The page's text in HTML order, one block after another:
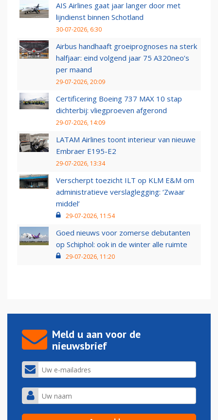
AIS Airlines gaat jaar langer door met
lijndienst binnen Schotland
30-07-2026, 6:30
Airbus handhaaft groeiprognoses na sterk
halfjaar: eind volgend jaar 75 A320neo’s
per maand
29-07-2026, 20:09
Certificering Boeing 737 MAX 10 stap
dichterbij: vliegproeven afgerond
29-07-2026, 14:09
LATAM Airlines toont interieur van nieuwe
Embraer E195-E2
29-07-2026, 13:34
Verscherpt toezicht ILT op KLM E&M om
administratieve verslaglegging: ‘Zwaar
middel’
29-07-2026, 11:54
Goed nieuws voor zomerse debutanten
op Schiphol: ook in de winter alle ruimte
29-07-2026, 11:20
Meld u aan voor de
nieuwsbrief